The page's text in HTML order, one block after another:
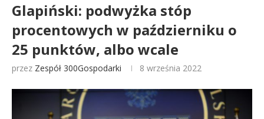
Glapiński: podwyżka stóp
procentowych w październiku o
25 punktów, albo wcale
przez Zespół 300Gospodarki 8 września 2022